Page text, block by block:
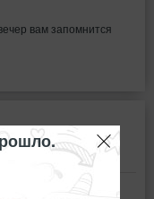
вам запомнится